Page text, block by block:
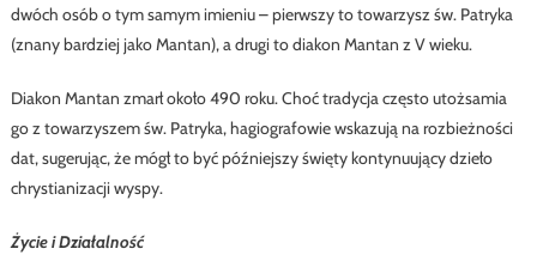
dwóch osób o tym samym imieniu – pierwszy to towarzysz św. Patryka
(znany bardziej jako Mantan), a drugi to diakon Mantan z V wieku.
Diakon Mantan zmarł około 490 roku. Choć tradycja często utożsamia
go z towarzyszem św. Patryka, hagiografowie wskazują na rozbieżności
dat, sugerując, że mógł to być późniejszy święty kontynuujący dzieło
chrystianizacji wyspy.
Życie i Działalność